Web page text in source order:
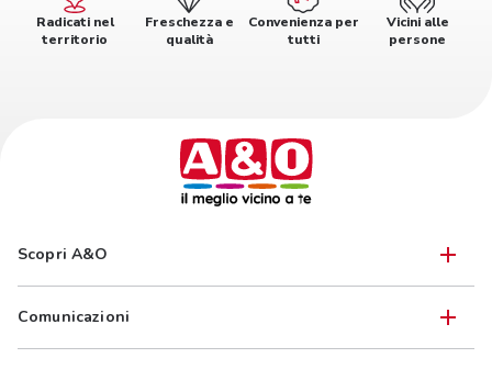
Radicati nel
territorio
Freschezza e
qualità
Convenienza per
tutti
Vicini alle
persone
Scopri A&O
Comunicazioni